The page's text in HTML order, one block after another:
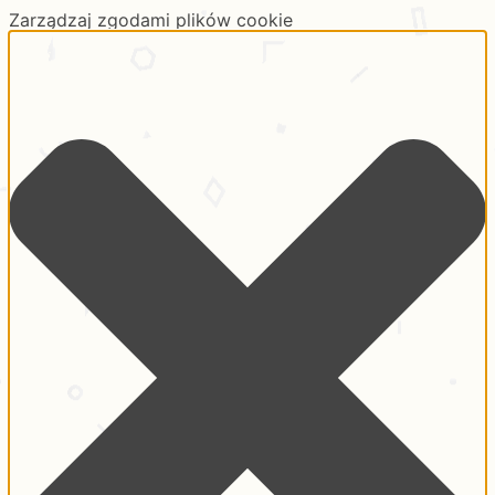
Zarządzaj zgodami plików cookie